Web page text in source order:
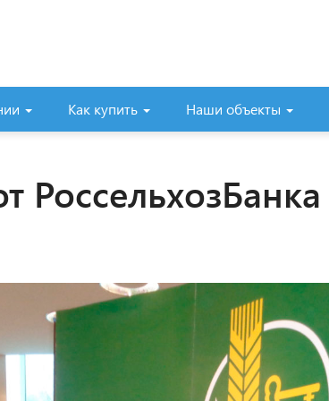
Как купить Наши объекты
РоссельхозБанка